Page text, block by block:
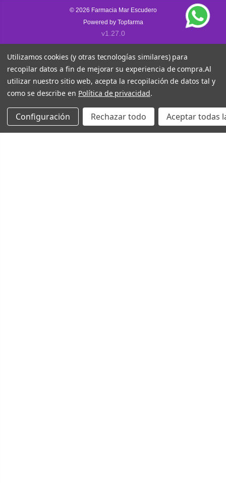
© 2026 Farmacia Mar Escudero
Powered by Topfarma
v1.27.0
Utilizamos cookies (y otras tecnologías similares) para
recopilar datos a fin de mejorar su experiencia de compra.Al
utilizar nuestro sitio web, acepta la recopilación de datos tal y
como se describe en Política de privacidad.
Configuración Rechazar todo Aceptar todas